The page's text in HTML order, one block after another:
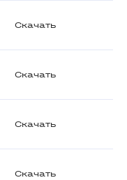
Скачать
Скачать
Скачать
Скачать